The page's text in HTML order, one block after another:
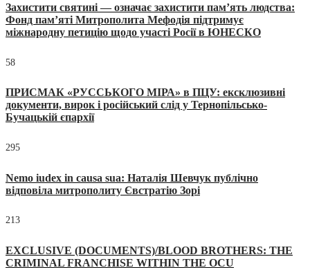
Захистити святині — означає захистити пам’ять людства:
Фонд пам’яті Митрополита Мефодія підтримує
міжнародну петицію щодо участі Росії в ЮНЕСКО
58
ПРИСМАК «РУССЬКОГО МІРА» в ПЦУ: ексклюзивні
документи, вирок і російський слід у Тернопільсько-
Бучацькій єпархії
295
Nemo iudex in causa sua: Наталія Шевчук публічно
відповіла митрополиту Євстратію Зорі
213
EXCLUSIVE (DOCUMENTS)/BLOOD BROTHERS: THE
CRIMINAL FRANCHISE WITHIN THE OCU